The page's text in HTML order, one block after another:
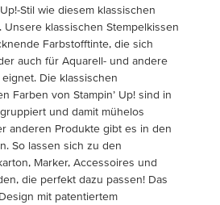
Stil wie diesem klassischen
klassischen Stempelkissen
Farbstofftinte, die sich
auch für Aquarell- und andere
Die klassischen
Farben von Stampin’ Up! sind in
und damit mühelos
anderen Produkte gibt es in den
So lassen sich zu den
Marker, Accessoires und
die perfekt dazu passen! Das
mit patentiertem